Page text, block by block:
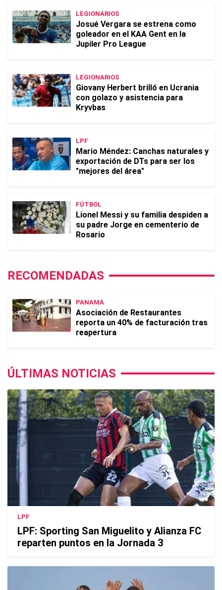
LEGIONARIOS
Josué Vergara se estrena como
goleador en el KAA Gent en la
Jupiler Pro League
LEGIONARIOS
Giovany Herbert brilló en Ucrania
con golazo y asistencia para
Kryvbas
LPF
Mario Méndez: Canchas naturales y
exportación de DTs para ser los
"mejores del área"
FÚTBOL
Lionel Messi y su familia despiden a
su padre Jorge en cementerio de
Rosario
RECOMENDADAS
PANAMÁ
Asociación de Restaurantes
reporta un 40% de facturación tras
reapertura
ÚLTIMAS NOTICIAS
LPF
LPF: Sporting San Miguelito y Alianza FC
reparten puntos en la Jornada 3